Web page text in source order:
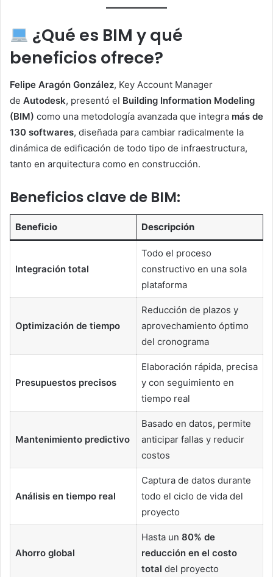
¿Qué es BIM y qué
beneficios ofrece?
Felipe Aragón González, Key Account Manager
de Autodesk, presentó el Building Information Modeling
(BIM) como una metodología avanzada que integra más de
130 softwares, diseñada para cambiar radicalmente la
dinámica de edificación de todo tipo de infraestructura,
tanto en arquitectura como en construcción.
Beneficios clave de BIM:
Beneficio Descripción
Integración total
Todo el proceso
constructivo en una sola
plataforma
Optimización de tiempo
Reducción de plazos y
aprovechamiento óptimo
del cronograma
Presupuestos precisos
Elaboración rápida, precisa
y con seguimiento en
tiempo real
Mantenimiento predictivo
Basado en datos, permite
anticipar fallas y reducir
costos
Análisis en tiempo real
Captura de datos durante
todo el ciclo de vida del
proyecto
Ahorro global
Hasta un 80% de
reducción en el costo
total del proyecto